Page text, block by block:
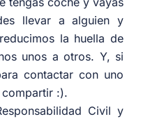
llevar a alguien y
la huella de
unos a otros. Y, si
contactar con uno
:).
Civil y